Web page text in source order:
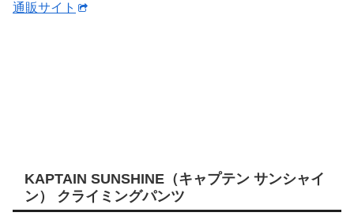
通販サイト
KAPTAIN SUNSHINE（キャプテン サンシャイ
ン） クライミングパンツ